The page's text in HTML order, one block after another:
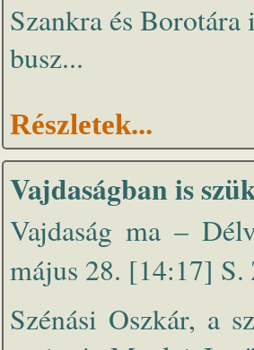
Szankra és
busz...
Részletek...
Vajdaságban is
Vajdaság ma –
május 28. [14:17] S.
Szénási Oszkár, a